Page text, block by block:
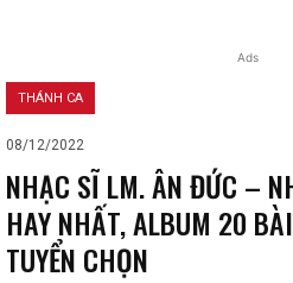
Ads
THÁNH CA
08/12/2022
NHẠC SĨ LM. ÂN ĐỨC –
HAY NHẤT, ALBUM 20
TUYỂN CHỌN